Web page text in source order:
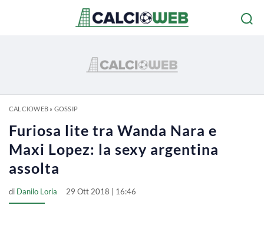
CALCIOWEB» GOSSIP
Furiosa lite tra Wanda Nara e
Maxi Lopez: la sexy argentina
assolta
di Danilo Loria 29 Ott 2018 | 16:46